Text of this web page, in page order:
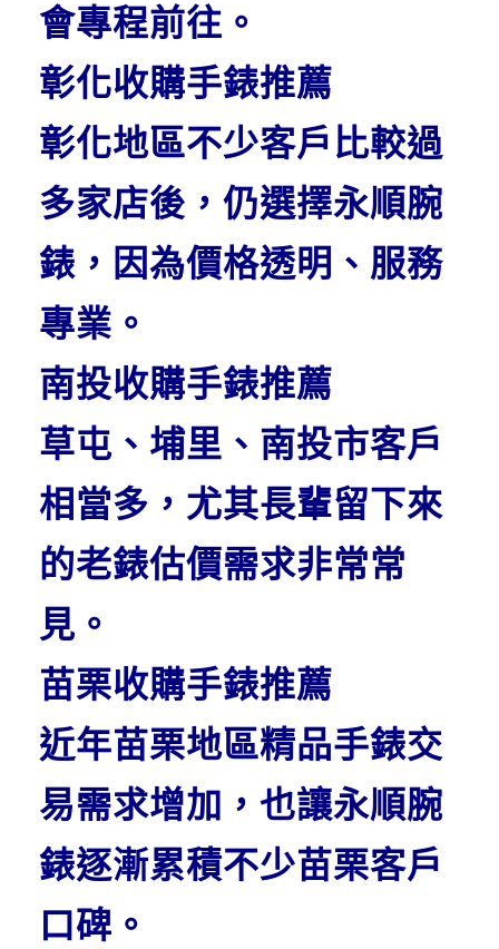
會專程前往。
彰化收購手錶推薦
彰化地區不少客戶比較過
多家店後，仍選擇永順腕
錶，因為價格透明、服務
專業。
南投收購手錶推薦
草屯、埔里、南投市客戶
相當多，尤其長輩留下來
的老錶估價需求非常常
見。
苗栗收購手錶推薦
近年苗栗地區精品手錶交
易需求增加，也讓永順腕
錶逐漸累積不少苗栗客戶
口碑。